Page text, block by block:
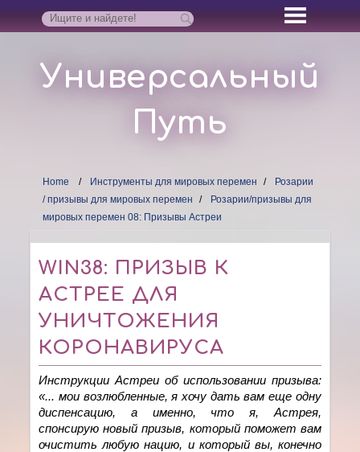
Универсальный
Путь
Home Инструменты для мировых перемен
Розарии
/ призывы для мировых перемен
Розарии/призывы для
мировых перемен 08: Призывы Астреи
WIN38: ПРИЗЫВ К
АСТРЕЕ ДЛЯ
УНИЧТОЖЕНИЯ
КОРОНАВИРУСА
Инструкции Астреи об использовании призыва:
«... мои возлюбленные, я хочу дать вам еще одну
диспенсацию, а именно, что я, Астрея,
спонсирую новый призыв, который поможет вам
очистить любую нацию, и который вы, конечно